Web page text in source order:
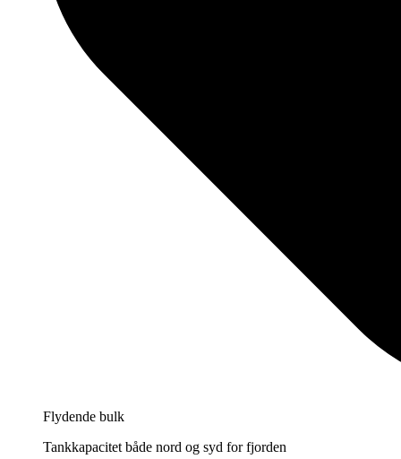
Flydende bulk
Tankkapacitet både nord og syd for fjorden